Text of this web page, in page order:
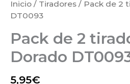
Inicio / Tiradores / Pack de 2
DT0093
Pack de 2
Dorado
5,95€